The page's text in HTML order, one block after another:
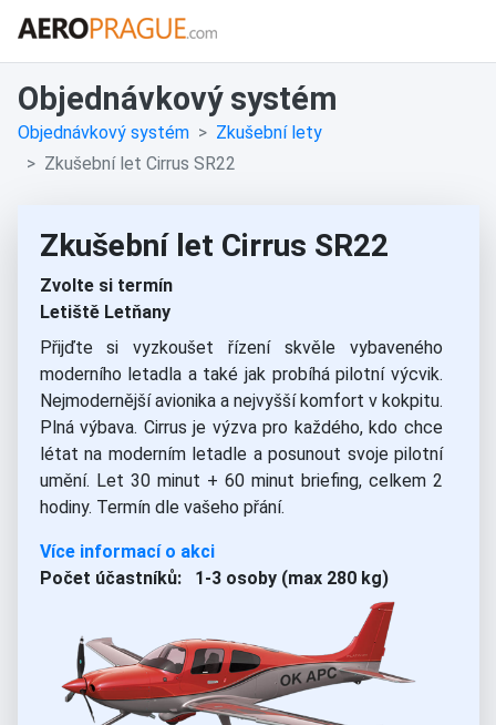
Objednávkový systém
Objednávkový systém
Zkušební lety
Zkušební let Cirrus SR22
Zkušební let Cirrus SR22
Zvolte si termín
Letiště Letňany
Přijďte si vyzkoušet řízení skvěle vybaveného
moderního letadla a také jak probíhá pilotní výcvik.
Nejmodernější avionika a nejvyšší komfort v kokpitu.
Plná výbava. Cirrus je výzva pro každého, kdo chce
létat na moderním letadle a posunout svoje pilotní
umění. Let 30 minut + 60 minut briefing, celkem 2
hodiny. Termín dle vašeho přání.
Více informací o akci
Počet účastníků: 1-3 osoby (max 280 kg)